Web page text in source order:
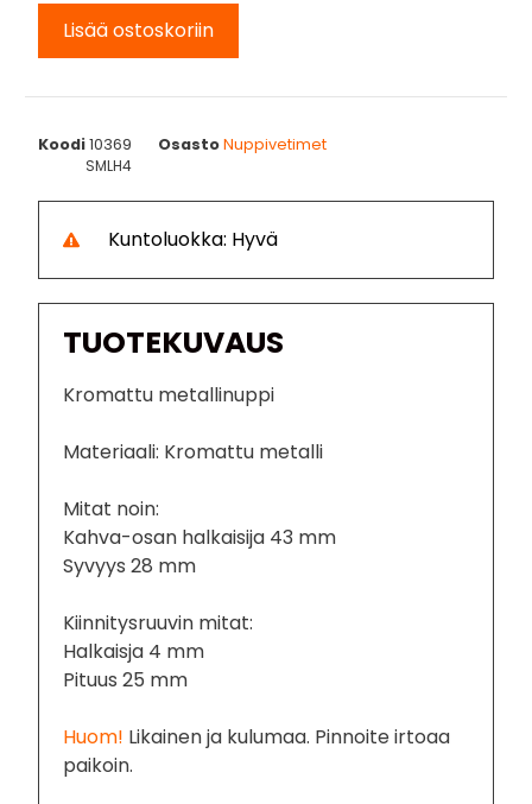
Lisää ostoskoriin
Koodi10369 OsastoNuppivetimet
SMLH4
Kuntoluokka: Hyvä
TUOTEKUVAUS
Kromattu metallinuppi
Materiaali: Kromattu metalli
Mitat noin:
Kahva-osan halkaisija 43 mm
Syvyys 28 mm
Kiinnitysruuvin mitat:
Halkaisja 4 mm
Pituus 25 mm
Huom! Likainen ja kulumaa. Pinnoite irtoaa
paikoin.